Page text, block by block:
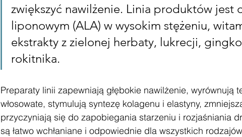
zwiększyć nawilżenie. Linia produktów jest
liponowym (ALA) w wysokim stężeniu,
ekstrakty z zielonej herbaty, lukrecji,
rokitnika.
Preparaty linii zapewniają głębokie nawilżenie, wyrównują
włosowate, stymulują syntezę kolagenu i elastyny,
przyczyniają się do zapobiegania starzeniu i rozjaśniania
są łatwo wchłaniane i odpowiednie dla wszystkich